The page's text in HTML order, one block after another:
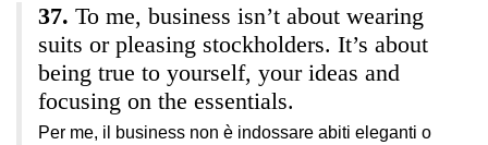
To me, business isn’t about wearing
suits or pleasing stockholders. It’s about
being true to yourself, your ideas and
focusing on the essentials.
Per me, il business non è indossare abiti eleganti o